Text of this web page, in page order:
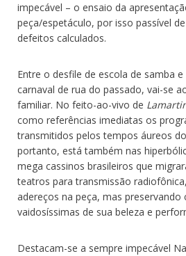
impecável – o ensaio da
peça/espetáculo, por isso passível
defeitos calculados.
Entre o desfile de escola de samba
carnaval de rua do passado, vai-se
familiar. No feito-ao-vivo de
como referências imediatas os
transmitidos pelos tempos áureos
portanto, está também nas
mega cassinos brasileiros que
teatros para transmissão
adereços na peça, mas preservando
vaidosíssimas de sua beleza e
Destacam-se a sempre impecável